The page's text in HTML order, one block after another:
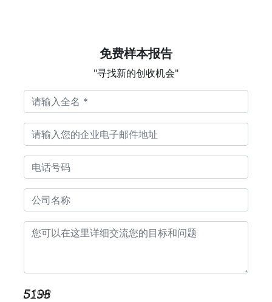
免费样本报告
"寻找新的创收机会"